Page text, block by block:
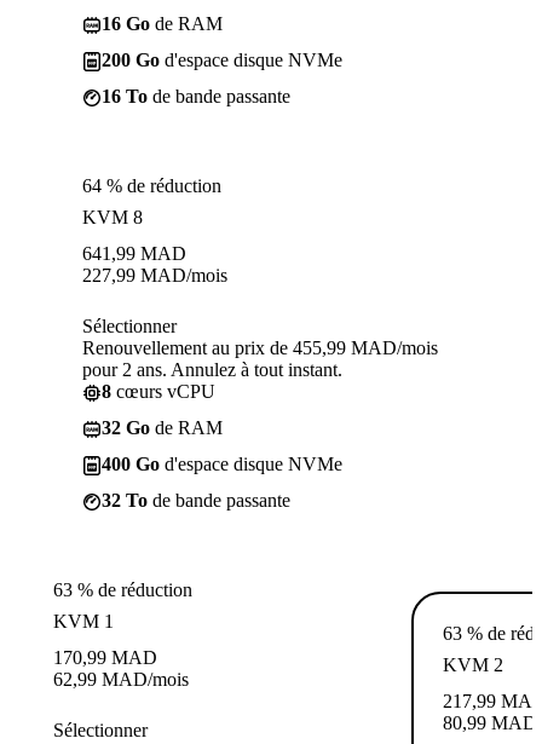
16 Go de RAM
200 Go d'espace disque NVMe
16 To de bande passante
64 % de réduction
KVM 8
641,99 MAD
227,99 MAD/mois
Sélectionner
Renouvellement au prix de 455,99 MAD/mois
pour 2 ans. Annulez à tout instant.
8 cœurs vCPU
32 Go de RAM
400 Go d'espace disque NVMe
32 To de bande passante
63 % de réduction
KVM 1
170,99 MAD
62,99 MAD/mois
Sélectionner
63 % de
KVM 2
217,99
80,99 MAD